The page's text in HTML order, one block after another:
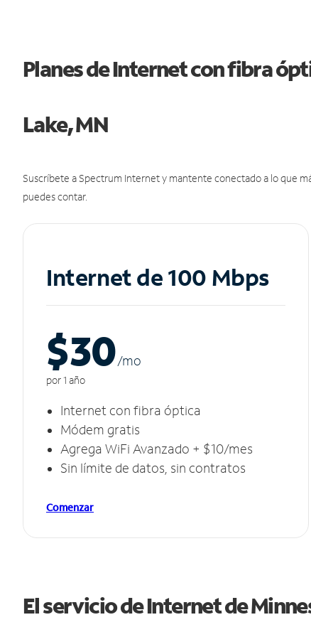
Planes de Internet con fibra
Lake, MN
Suscríbete a Spectrum Internet y mantente conectado a lo que
puedes contar.
Internet de 100 Mbps
$30/mo
por 1 año
Internet con fibra óptica
Módem gratis
Agrega WiFi Avanzado + $10/mes
Sin límite de datos, sin contratos
Comenzar
El servicio de Internet de